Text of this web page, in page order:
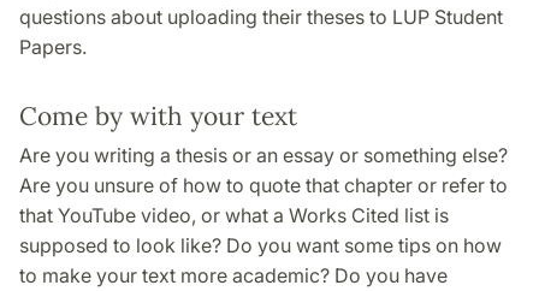
questions about uploading their theses to LUP Student
Papers.
Come by with your text
Are you writing a thesis or an essay or something else?
Are you unsure of how to quote that chapter or refer to
that YouTube video, or what a Works Cited list is
supposed to look like? Do you want some tips on how
to make your text more academic? Do you have